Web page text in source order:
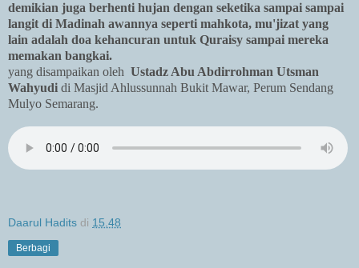
demikian juga berhenti hujan dengan seketika sampai sampai
langit di Madinah awannya seperti mahkota, mu'jizat yang
lain adalah doa kehancuran untuk Quraisy sampai mereka
memakan bangkai.
yang disampaikan oleh Ustadz Abu Abdirrohman Utsman
Wahyudi di Masjid Ahlussunnah Bukit Mawar, Perum Sendang
Mulyo Semarang.
Daarul Hadits di 15.48
Berbagi